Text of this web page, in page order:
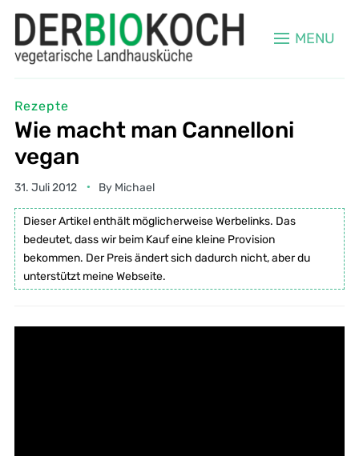
MENU
Rezepte
Wie macht man Cannelloni
vegan
31. Juli 2012 By Michael
Dieser Artikel enthält möglicherweise Werbelinks. Das
bedeutet, dass wir beim Kauf eine kleine Provision
bekommen. Der Preis ändert sich dadurch nicht, aber du
unterstützt meine Webseite.